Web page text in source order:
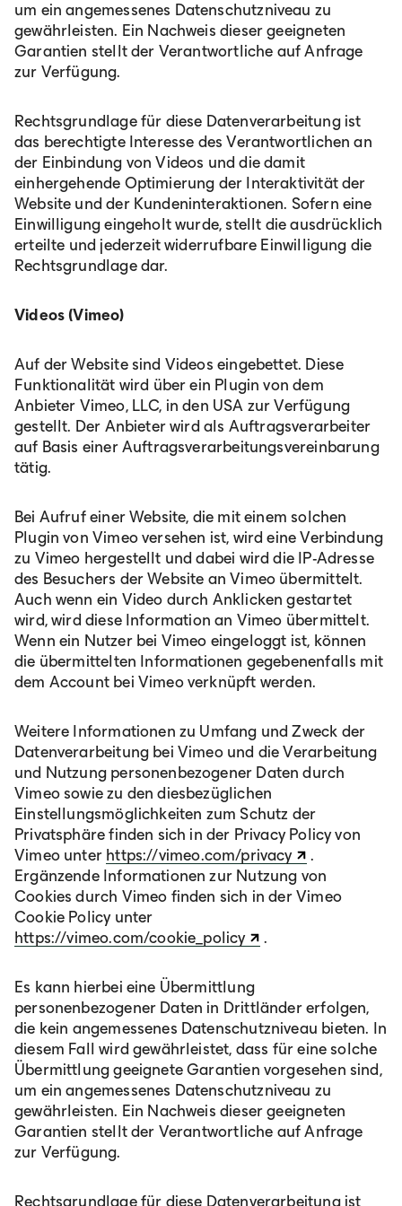
um ein angemessenes Datenschutzniveau zu
gewährleisten. Ein Nachweis dieser geeigneten
Garantien stellt der Verantwortliche auf Anfrage
zur Verfügung.
Rechtsgrundlage für diese Datenverarbeitung ist
das berechtigte Interesse des Verantwortlichen an
der Einbindung von Videos und die damit
einhergehende Optimierung der Interaktivität der
Website und der Kundeninteraktionen. Sofern eine
Einwilligung eingeholt wurde, stellt die ausdrücklich
erteilte und jederzeit widerrufbare Einwilligung die
Rechtsgrundlage dar.
Videos (Vimeo)
Auf der Website sind Videos eingebettet. Diese
Funktionalität wird über ein Plugin von dem
Anbieter Vimeo, LLC, in den USA zur Verfügung
gestellt. Der Anbieter wird als Auftragsverarbeiter
auf Basis einer Auftragsverarbeitungsvereinbarung
tätig.
Bei Aufruf einer Website, die mit einem solchen
Plugin von Vimeo versehen ist, wird eine Verbindung
zu Vimeo hergestellt und dabei wird die IP-Adresse
des Besuchers der Website an Vimeo übermittelt.
Auch wenn ein Video durch Anklicken gestartet
wird, wird diese Information an Vimeo übermittelt.
Wenn ein Nutzer bei Vimeo eingeloggt ist, können
die übermittelten Informationen gegebenenfalls mit
dem Account bei Vimeo verknüpft werden.
Weitere Informationen zu Umfang und Zweck der
Datenverarbeitung bei Vimeo und die Verarbeitung
und Nutzung personenbezogener Daten durch
Vimeo sowie zu den diesbezüglichen
Einstellungsmöglichkeiten zum Schutz der
Privatsphäre finden sich in der Privacy Policy von
Vimeo unter https://vimeo.com/privacy
.
Ergänzende Informationen zur Nutzung von
Cookies durch Vimeo finden sich in der Vimeo
Cookie Policy unter
https://vimeo.com/cookie_policy
.
Es kann hierbei eine Übermittlung
personenbezogener Daten in Drittländer erfolgen,
die kein angemessenes Datenschutzniveau bieten. In
diesem Fall wird gewährleistet, dass für eine solche
Übermittlung geeignete Garantien vorgesehen sind,
um ein angemessenes Datenschutzniveau zu
gewährleisten. Ein Nachweis dieser geeigneten
Garantien stellt der Verantwortliche auf Anfrage
zur Verfügung.
Rechtsgrundlage für diese Datenverarbeitung ist